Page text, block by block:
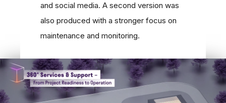
and social media. A second version was
also produced with a stronger focus on
maintenance and monitoring.